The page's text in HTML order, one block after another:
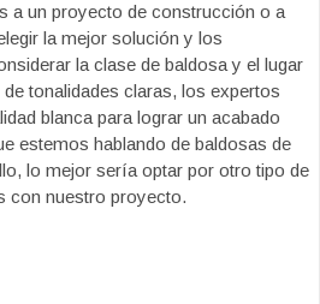
a un proyecto de construcción o a
la mejor solución y los
la clase de baldosa y el lugar
tonalidades claras, los expertos
blanca para lograr un acabado
estemos hablando de baldosas de
lo mejor sería optar por otro tipo de
con nuestro proyecto.